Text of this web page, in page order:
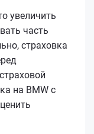
увеличить
часть
страховка
на BMW с